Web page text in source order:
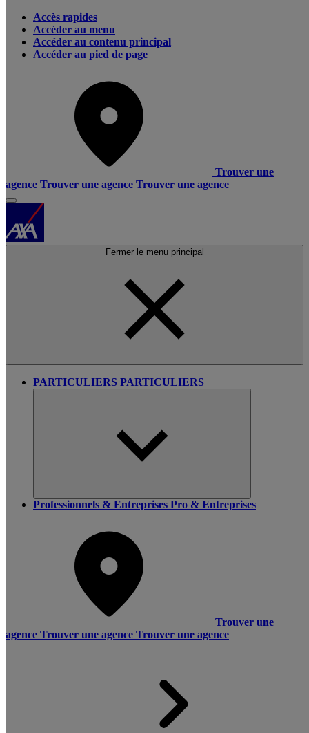
Accès rapides
Accéder au menu
Accéder au contenu principal
Accéder au pied de page
Trouver une
agence Trouver une agence Trouver une agence
Fermer le menu principal
PARTICULIERS PARTICULIERS
Professionnels & Entreprises Pro & Entreprises
Trouver une
agence Trouver une agence Trouver une agence